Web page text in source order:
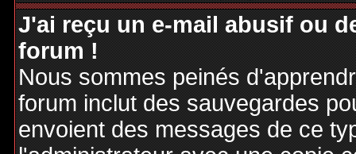
J'ai reçu un e-mail abusif ou
forum !
Nous sommes peinés
forum inclut des sauvegardes
envoient des messages de ce